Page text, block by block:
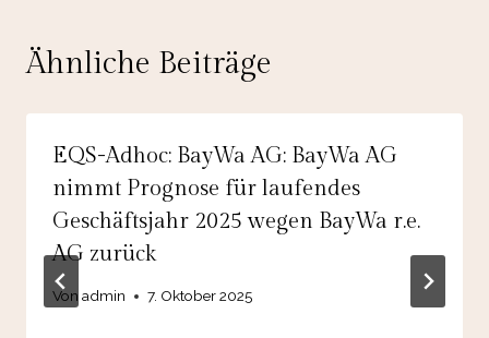
Ähnliche Beiträge
EQS-Adhoc: BayWa AG: BayWa AG
nimmt Prognose für laufendes
Geschäftsjahr 2025 wegen BayWa r.e.
AG zurück
Von admin 7. Oktober 2025